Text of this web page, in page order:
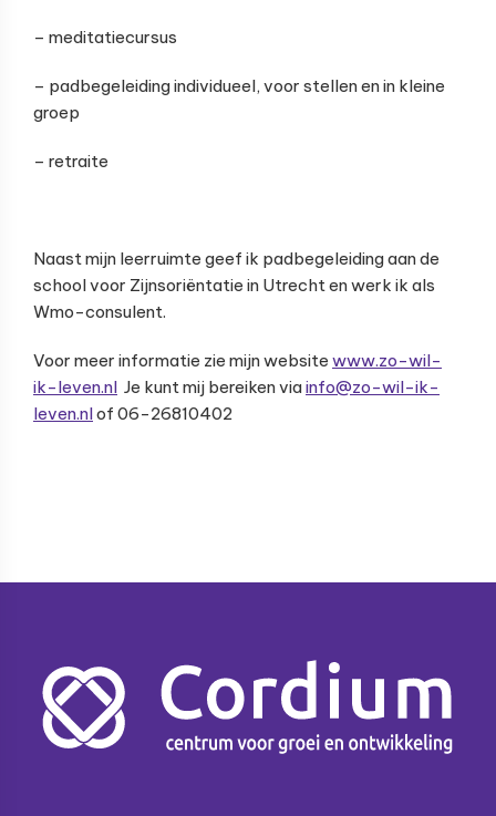
– meditatiecursus
– padbegeleiding individueel, voor stellen en in kleine
groep
– retraite
Naast mijn leerruimte geef ik padbegeleiding aan de
school voor Zijnsoriëntatie in Utrecht en werk ik als
Wmo-consulent.
Voor meer informatie zie mijn website www.zo-wil-
ik-leven.nl Je kunt mij bereiken viainfo@zo-wil-ik-
leven.nlof 06-26810402
Footer